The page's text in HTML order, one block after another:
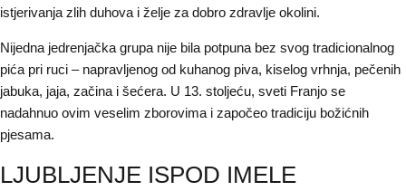
istjerivanja zlih duhova i želje za dobro zdravlje okolini.
Nijedna jedrenjačka grupa nije bila potpuna bez svog tradicionalnog
pića pri ruci – napravljenog od kuhanog piva, kiselog vrhnja, pečenih
jabuka, jaja, začina i šećera. U 13. stoljeću, sveti Franjo se
nadahnuo ovim veselim zborovima i započeo tradiciju božićnih
pjesama.
LJUBLJENJE ISPOD IMELE